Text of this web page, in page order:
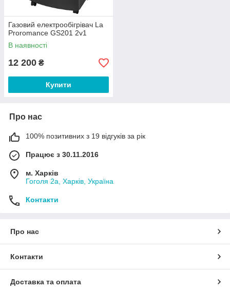
Газовий електрообігрівач La
Proromance GS201 2v1
В наявності
12 200 ₴
Купити
Про нас
100% позитивних з 19 відгуків за рік
Працює з 30.11.2016
м. Харків
Гоголя 2а, Харків, Україна
Контакти
Про нас
Контакти
Доставка та оплата